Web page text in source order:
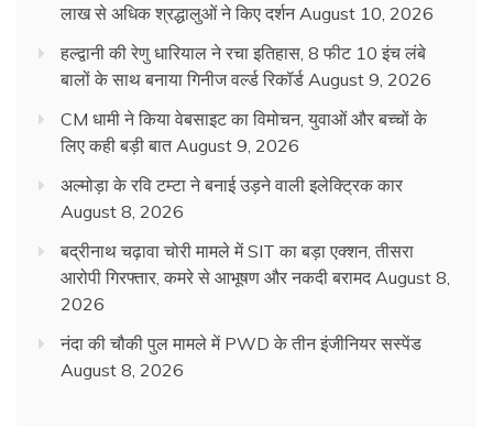
लाख से अधिक श्रद्धालुओं ने किए दर्शन August 10, 2026
हल्द्वानी की रेणु धारियाल ने रचा इतिहास, 8 फीट 10 इंच लंबे
बालों के साथ बनाया गिनीज वर्ल्ड रिकॉर्ड August 9, 2026
CM धामी ने किया वेबसाइट का विमोचन, युवाओं और बच्चों के
लिए कही बड़ी बात August 9, 2026
अल्मोड़ा के रवि टम्टा ने बनाई उड़ने वाली इलेक्ट्रिक कार
August 8, 2026
बद्रीनाथ चढ़ावा चोरी मामले में SIT का बड़ा एक्शन, तीसरा
आरोपी गिरफ्तार, कमरे से आभूषण और नकदी बरामद August 8,
2026
नंदा की चौकी पुल मामले में PWD के तीन इंजीनियर सस्पेंड
August 8, 2026